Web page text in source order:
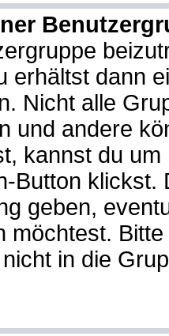
erhältst dann
Nicht alle
und andere
kannst du
Button
geben,
möchtest.
in die